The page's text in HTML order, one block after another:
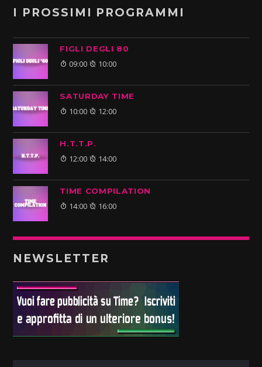
I PROSSIMI PROGRAMMI
FIGLI DEGLI 80
09:00 10:00
SATURDAY TIME
10:00 12:00
H.T.T.P.
12:00 14:00
TIME COMPILATION
14:00 16:00
NEWSLETTER